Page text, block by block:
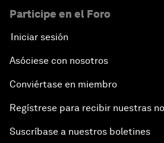
Participe en el Foro
Iniciar sesión
Asóciese con nosotros
Conviértase en miembro
Regístrese para recibir nuestras
Suscríbase a nuestros boletines